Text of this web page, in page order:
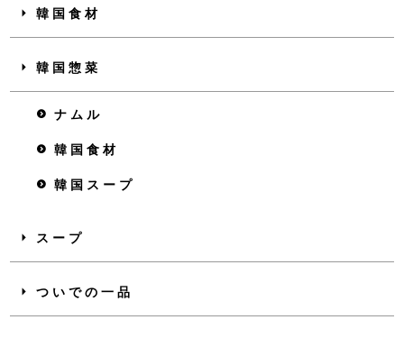
韓国食材
韓国惣菜
ナムル
韓国食材
韓国スープ
スープ
ついでの一品